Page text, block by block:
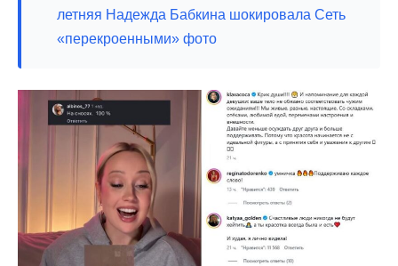
летняя Надежда Бабкина шокировала Сеть
«перекроенными» фото